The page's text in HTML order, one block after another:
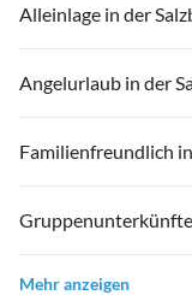
Alleinlage in der
Angelurlaub in der
Familienfreundlich
Mehr anzeigen